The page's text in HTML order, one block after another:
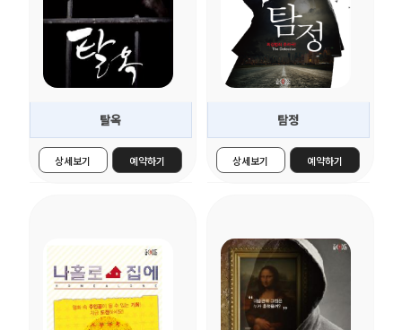
탈옥
상세보기 예약하기
탐정
상세보기 예약하기
..
더보기 >
★★★★☆
..
더보기 >